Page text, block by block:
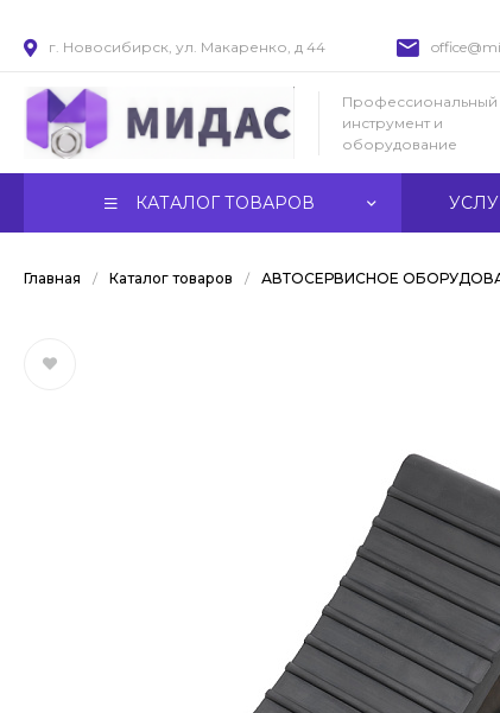
г. Новосибирск, ул. Макаренко, д 44
Профессиональный
инструмент и
оборудование
КАТАЛОГ ТОВАРОВ
Главная / Каталог товаров / АВТОСЕРВИСНОЕ